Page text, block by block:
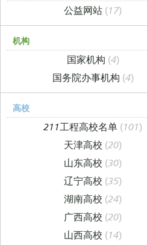
公益网站 (17)
机构
国家机构 (4)
国务院办事机构 (4)
高校
211工程高校名单 (101)
天津高校 (20)
山东高校 (30)
辽宁高校 (35)
湖南高校 (24)
广西高校 (20)
山西高校 (14)